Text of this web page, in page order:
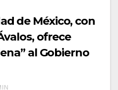
de México, con
ofrece
al Gobierno